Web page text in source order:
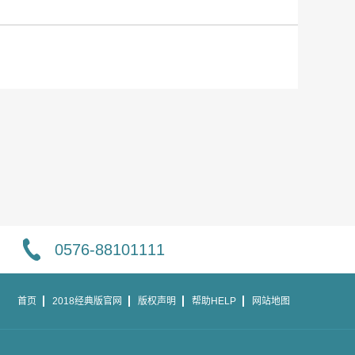
0576-88101111
首页 2018经典版官网 版权声明 帮助HELP 网站地图